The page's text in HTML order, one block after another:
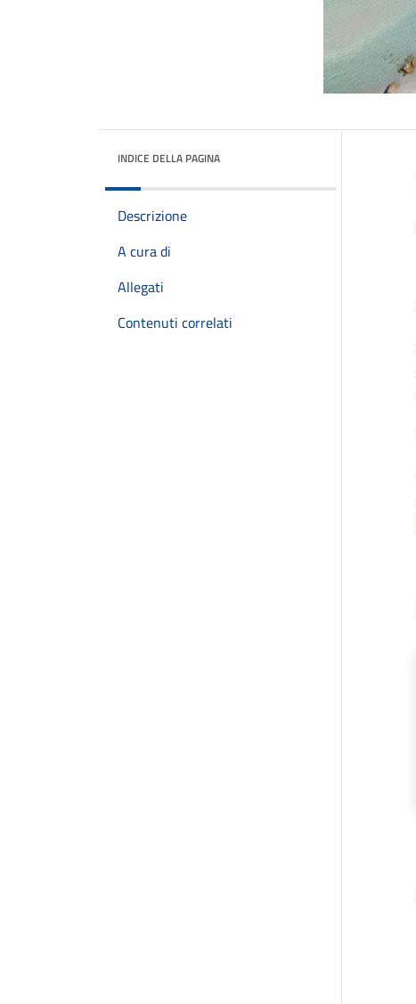
INDICE DELLA PAGINA
Descrizione
A cura di
Allegati
Contenuti correlati